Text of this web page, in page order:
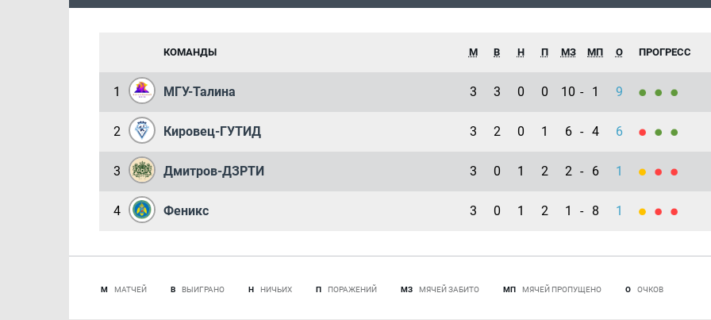
КОМАНДЫ М В Н П МЗ МП О ПРОГРЕСС
1 МГУ-Талина 3 3 0 0 10 - 1 9
2 Кировец-ГУТИД 3 2 0 1 6 - 4 6
3 Дмитров-ДЗРТИ 3 0 1 2 2 - 6 1
4 Феникс 3 0 1 2 1 - 8 1
М МАТЧЕЙ В ВЫИГРАНО Н НИЧЬИХ П ПОРАЖЕНИЙ МЗ МЯЧЕЙ ЗАБИТО МП МЯЧЕЙ ПРОПУЩЕНО О ОЧКОВ